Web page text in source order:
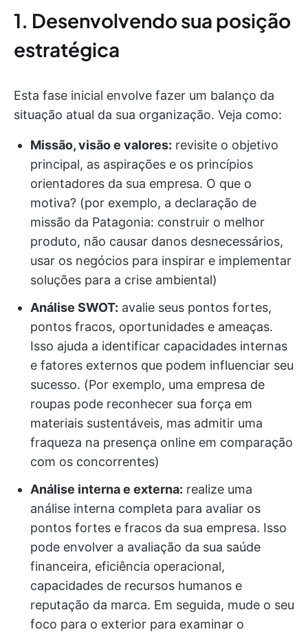
1. Desenvolvendo sua posição
estratégica
Esta fase inicial envolve fazer um balanço da
situação atual da sua organização. Veja como:
Missão, visão e valores: revisite o objetivo
principal, as aspirações e os princípios
orientadores da sua empresa. O que o
motiva? (por exemplo, a declaração de
missão da Patagonia: construir o melhor
produto, não causar danos desnecessários,
usar os negócios para inspirar e implementar
soluções para a crise ambiental)
Análise SWOT: avalie seus pontos fortes,
pontos fracos, oportunidades e ameaças.
Isso ajuda a identificar capacidades internas
e fatores externos que podem influenciar seu
sucesso. (Por exemplo, uma empresa de
roupas pode reconhecer sua força em
materiais sustentáveis, mas admitir uma
fraqueza na presença online em comparação
com os concorrentes)
Análise interna e externa: realize uma
análise interna completa para avaliar os
pontos fortes e fracos da sua empresa. Isso
pode envolver a avaliação da sua saúde
financeira, eficiência operacional,
capacidades de recursos humanos e
reputação da marca. Em seguida, mude o seu
foco para o exterior para examinar o